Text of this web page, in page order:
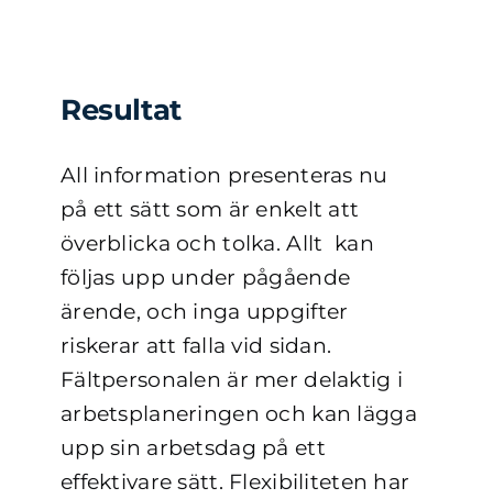
Resultat
All information presenteras nu
på ett sätt som är enkelt att
överblicka och tolka. Allt kan
följas upp under pågående
ärende, och inga uppgifter
riskerar att falla vid sidan.
Fältpersonalen är mer delaktig i
arbetsplaneringen och kan lägga
upp sin arbetsdag på ett
effektivare sätt. Flexibiliteten har